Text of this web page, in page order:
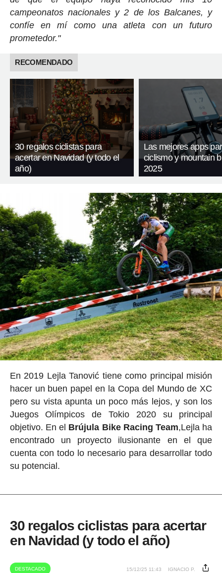
campeonatos nacionales y 2 de los Balcanes, y
confíe en mí como una atleta con un futuro
prometedor."
RECOMENDADO
30 regalos ciclistas para
acertar en Navidad (y todo el
año)
Las mejores apps
ciclismo y mountain
2025
En 2019 Lejla Tanović tiene como principal misión
hacer un buen papel en la Copa del Mundo de XC
pero su vista apunta un poco más lejos, y son los
Juegos Olímpicos de Tokio 2020 su principal
objetivo. En el Brújula Bike Racing Team,Lejla ha
encontrado un proyecto ilusionante en el que
cuenta con todo lo necesario para desarrollar todo
su potencial.
30 regalos ciclistas para acertar
en Navidad (y todo el año)
DESTACADO 15/12/25 11:43 IGNACIO P.